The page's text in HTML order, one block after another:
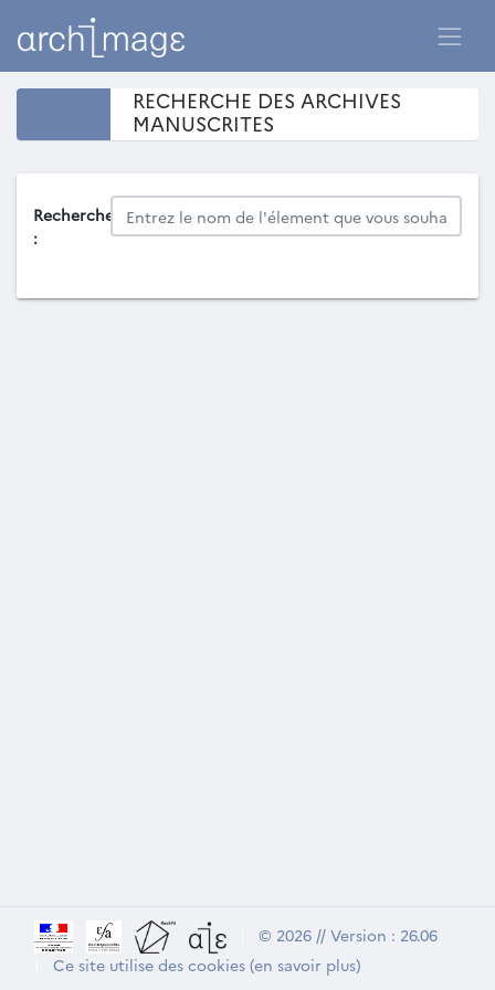
RECHERCHE DES ARCHIVES
MANUSCRITES
Recherche
:
© 2026 // Version : 26.06
Ce site utilise des cookies (en savoir plus)